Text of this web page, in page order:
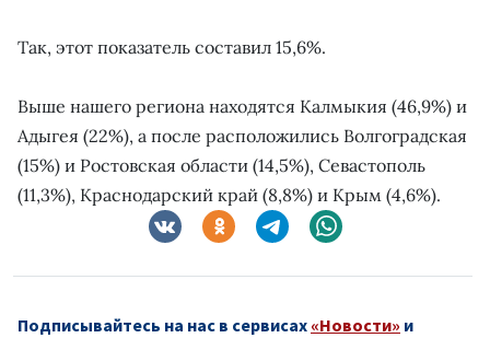
Так, этот показатель составил 15,6%.
Выше нашего региона находятся Калмыкия (46,9%) и
Адыгея (22%), а после расположились Волгоградская
(15%) и Ростовская области (14,5%), Севастополь
(11,3%), Краснодарский край (8,8%) и Крым (4,6%).
Подписывайтесь на нас в сервисах «Новости» и